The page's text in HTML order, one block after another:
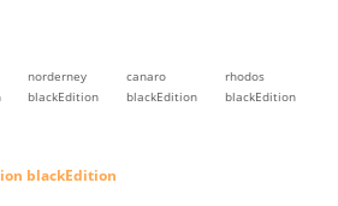
norderney
blackEdition
canaro
blackEdition
rhodos
blackEdition
blackEdition